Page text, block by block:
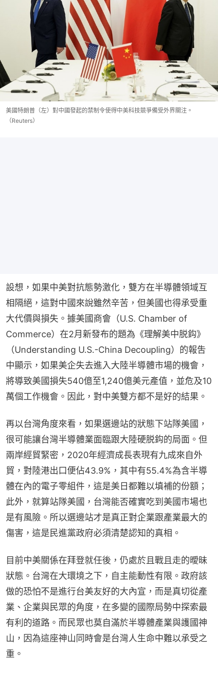
美國特朗普（左）對中國發起的禁制令使得中美科技競爭備受外界關注。
（Reuters）
設想，如果中美對抗態勢激化，雙方在半導體領域互
相隔絕，這對中國來說雖然辛苦，但美國也得承受重
大代價與損失。據美國商會（U.S. Chamber of
Commerce）在2月新發布的題為《理解美中脱鈎》
（Understanding U.S.-China Decoupling）的報吿
中顯示，如果美企失去進入大陸半導體市場的機會，
將導致美國損失540億至1,240億美元產值，並危及10
萬個工作機會。因此，對中美雙方都不是好的結果。
再以台灣角度來看，如果選邊站的狀態下站隊美國，
很可能讓台灣半導體業面臨跟大陸硬脱鈎的局面。但
兩岸經貿緊密，2020年經濟成長表現有九成來自外
貿，對陸港出口便佔43.9%，其中有55.4%為含半導
體在內的電子零組件，這是美日都難以填補的份額；
此外，就算站隊美國，台灣能否確實吃到美國市場也
是有風險。所以選邊站才是真正對企業跟產業最大的
傷害，這是民進黨政府必須清楚認知的真相。
目前中美關係在拜登就任後，仍處於且戰且走的曖昧
狀態。台灣在大環境之下，自主能動性有限。政府該
做的恐怕不是進行台美友好的大內宣，而是真切從產
業、企業與民眾的角度，在多變的國際局勢中探索最
有利的道路。而民眾也莫自滿於半導體產業與護國神
山，因為這座神山同時會是台灣人生命中難以承受之
重。